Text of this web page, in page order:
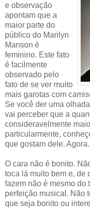
e observação
apontam que a
maior parte do
público do Marilyn
Manson é
feminino. Este fato
é facilmente
observado pelo
fato de se ver muito
mais garotas com
Se você der uma
vai perceber que a
consideravelmente
particularmente,
que gostam dele.
O cara não é bonito.
toca lá muito bem e, de
fazem não é mesmo do
perfeição musical. Não
que seja bonito ou